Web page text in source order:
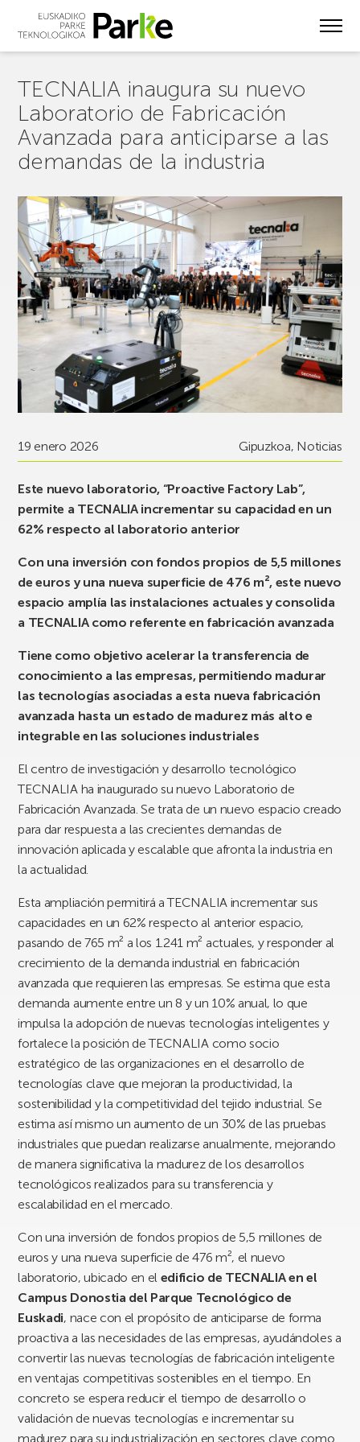
TECNALIA inaugura su nuevo
Laboratorio de Fabricación
Avanzada para anticiparse a las
demandas de la industria
19 enero 2026 Gipuzkoa, Noticias
Este nuevo laboratorio, “Proactive Factory Lab”,
permite a TECNALIA incrementar su capacidad en un
62% respecto al laboratorio anterior
Con una inversión con fondos propios de 5,5 millones
de euros y una nueva superficie de 476 m², este nuevo
espacio amplía las instalaciones actuales y consolida
a TECNALIA como referente en fabricación avanzada
Tiene como objetivo acelerar la transferencia de
conocimiento a las empresas, permitiendo madurar
las tecnologías asociadas a esta nueva fabricación
avanzada hasta un estado de madurez más alto e
integrable en las soluciones industriales
El centro de investigación y desarrollo tecnológico
TECNALIA ha inaugurado su nuevo Laboratorio de
Fabricación Avanzada. Se trata de un nuevo espacio creado
para dar respuesta a las crecientes demandas de
innovación aplicada y escalable que afronta la industria en
la actualidad.
Esta ampliación permitirá a TECNALIA incrementar sus
capacidades en un 62% respecto al anterior espacio,
pasando de 765 m² a los 1.241 m² actuales, y responder al
crecimiento de la demanda industrial en fabricación
avanzada que requieren las empresas. Se estima que esta
demanda aumente entre un 8 y un 10% anual, lo que
impulsa la adopción de nuevas tecnologías inteligentes y
fortalece la posición de TECNALIA como socio
estratégico de las organizaciones en el desarrollo de
tecnologías clave que mejoran la productividad, la
sostenibilidad y la competitividad del tejido industrial. Se
estima así mismo un aumento de un 30% de las pruebas
industriales que puedan realizarse anualmente, mejorando
de manera significativa la madurez de los desarrollos
tecnológicos realizados para su transferencia y
escalabilidad en el mercado.
Con una inversión de fondos propios de 5,5 millones de
euros y una nueva superficie de 476 m², el nuevo
laboratorio, ubicado en el edificio de TECNALIA en el
Campus Donostia del Parque Tecnológico de
Euskadi, nace con el propósito de anticiparse de forma
proactiva a las necesidades de las empresas, ayudándoles a
convertir las nuevas tecnologías de fabricación inteligente
en ventajas competitivas sostenibles en el tiempo. En
concreto se espera reducir el tiempo de desarrollo o
validación de nuevas tecnologías e incrementar su
madurez para su industrialización en sectores clave como